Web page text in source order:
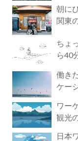
朝に
関東
ちょ
ら40
働き
ケー
ワー
観光
日本